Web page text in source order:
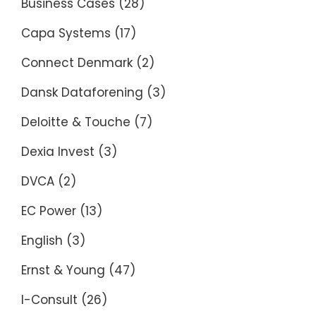
Business Cases (28)
Capa Systems (17)
Connect Denmark (2)
Dansk Dataforening (3)
Deloitte & Touche (7)
Dexia Invest (3)
DVCA (2)
EC Power (13)
English (3)
Ernst & Young (47)
I-Consult (26)